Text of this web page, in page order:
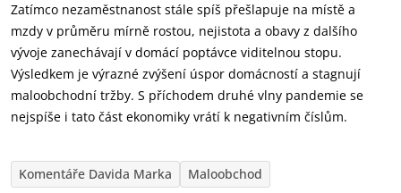
Zatímco nezaměstnanost stále spíš přešlapuje na místě a
mzdy v průměru mírně rostou, nejistota a obavy z dalšího
vývoje zanechávají v domácí poptávce viditelnou stopu.
Výsledkem je výrazné zvýšení úspor domácností a stagnují
maloobchodní tržby. S příchodem druhé vlny pandemie se
nejspíše i tato část ekonomiky vrátí k negativním číslům.
Komentáře Davida Marka Maloobchod